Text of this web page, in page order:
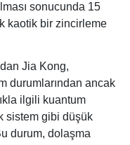
sonucunda 15
kaotik bir zincirleme
Jia Kong,
durumlarından ancak
ilgili kuantum
sistem gibi düşük
durum, dolaşma